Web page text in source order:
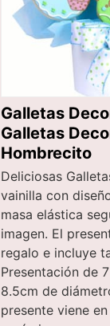
Galletas
Galletas
Hombrecito
Deliciosas
vainilla con
masa elástica
imagen. El
regalo e incluye
Presentación de
8.5cm de
presente viene